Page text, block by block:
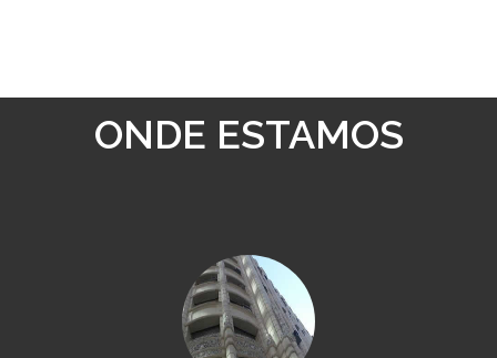
ONDE ESTAMOS